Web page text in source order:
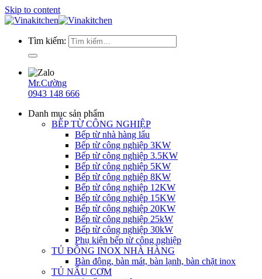
Skip to content
Tìm kiếm:
Mr.Cường
0943 148 666
Danh mục sản phẩm
BẾP TỪ CÔNG NGHIỆP
Bếp từ nhà hàng lẩu
Bếp từ công nghiệp 3KW
Bếp từ công nghiệp 3.5KW
Bếp từ công nghiệp 5KW
Bếp từ công nghiệp 8KW
Bếp từ công nghiệp 12KW
Bếp từ công nghiệp 15KW
Bếp từ công nghiệp 20KW
Bếp từ công nghiệp 25kW
Bếp từ công nghiệp 30kW
Phụ kiện bếp từ công nghiệp
TỦ ĐÔNG INOX NHÀ HÀNG
Bàn đông, bàn mát, bàn lạnh, bàn chặt inox
TỦ NẤU CƠM